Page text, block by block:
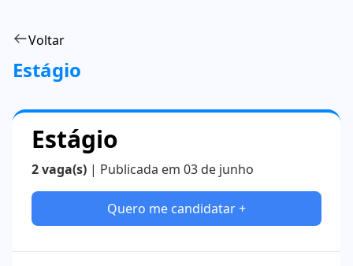
Voltar
Estágio
Estágio
2 vaga(s) | Publicada em 03 de junho
Quero me candidatar +